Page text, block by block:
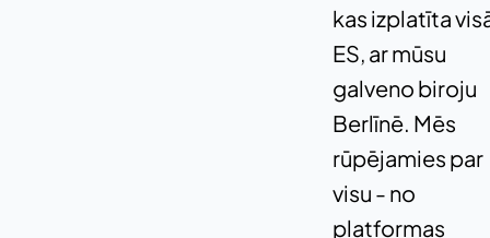
kas izplatīta
ES, ar mūsu
galveno biroju
Berlīnē. Mēs
rūpējamies par
visu - no
platformas